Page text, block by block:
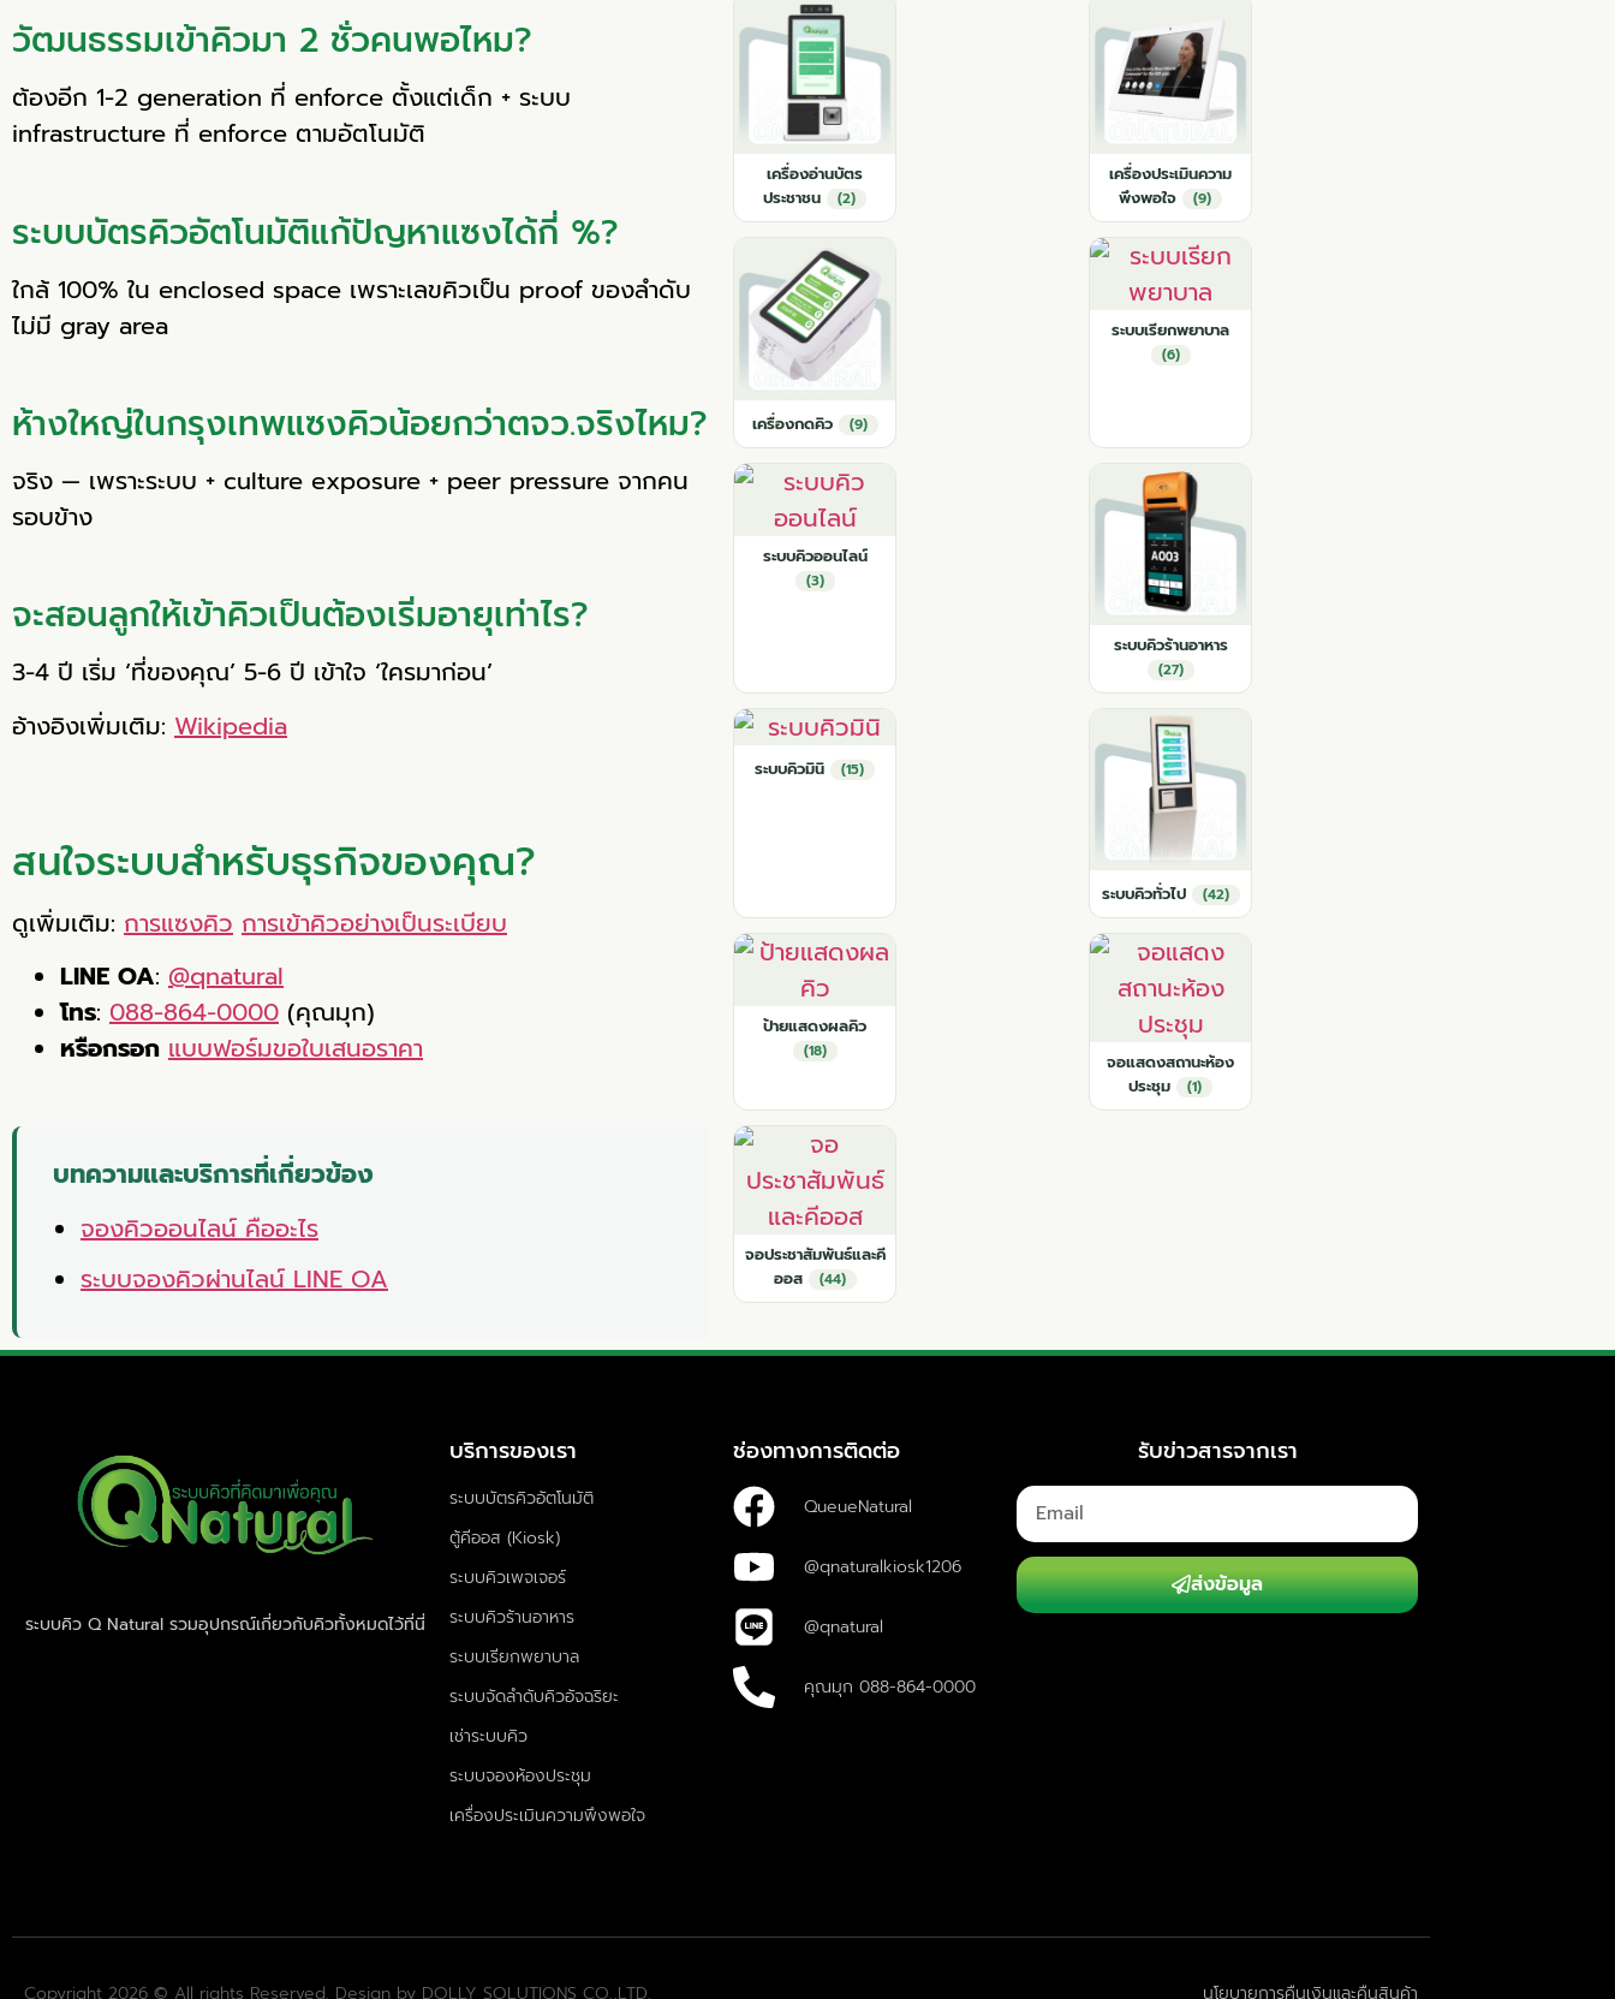
วัฒนธรรมเข้าคิวมา 2 ชั่วคนพอไหม?
ต้องอีก 1-2 generation ที่ enforce ตั้งแต่เด็ก + ระบบ
infrastructure ที่ enforce ตามอัตโนมัติ
ระบบบัตรคิวอัตโนมัติแก้ปัญหาแซงได้กี่ %?
ใกล้ 100% ใน enclosed space เพราะเลขคิวเป็น proof ของลำดับ
ไม่มี gray area
ห้างใหญ่ในกรุงเทพแซงคิวน้อยกว่าตจว.จริงไหม?
จริง — เพราะระบบ + culture exposure + peer pressure จากคน
รอบข้าง
จะสอนลูกให้เข้าคิวเป็นต้องเริ่มอายุเท่าไร?
3-4 ปี เริ่ม ‘ที่ของคุณ’ 5-6 ปี เข้าใจ ‘ใครมาก่อน’
อ้างอิงเพิ่มเติม: Wikipedia
สนใจระบบสำหรับธุรกิจของคุณ?
ดูเพิ่มเติม: การแซงคิว การเข้าคิวอย่างเป็นระเบียบ
LINE OA: @qnatural
โทร: 088-864-0000 (คุณมุก)
หรือกรอก แบบฟอร์มขอใบเสนอราคา
บทความและบริการที่เกี่ยวข้อง
จองคิวออนไลน์ คืออะไร
ระบบจองคิวผ่านไลน์ LINE OA
เครื่องอ่านบัตร
ประชาชน
(2)
เครื่องประเมินความ
พึงพอใจ
(9)
เครื่องกดคิว (9)
ระบบเรียกพยาบาล
(6)
ระบบคิวออนไลน์
(3)
ระบบคิวร้านอาหาร
(27)
ระบบคิวมินิ (15)
ระบบคิวทั่วไป (42)
ป้ายแสดงผลคิว
(18)
จอแสดงสถานะห้อง
ประชุม
(1)
จอประชาสัมพันธ์และคี
ออส
(44)
ระบบคิว Q Natural รวมอุปกรณ์เกี่ยวกับคิวทั้งหมดไว้ที่นี่
บริการของเรา
ระบบบัตรคิวอัตโนมัติ
ตู้คีออส (Kiosk)
ระบบคิวเพจเจอร์
ระบบคิวร้านอาหาร
ระบบเรียกพยาบาล
ระบบจัดลำดับคิวอัจฉริยะ
เช่าระบบคิว
ระบบจองห้องประชุม
เครื่องประเมินความพึงพอใจ
ช่องทางการติดต่อ
QueueNatural
@qnaturalkiosk1206
@qnatural
คุณมุก 088-864-0000
รับข่าวสารจากเรา
ส่งข้อมูล
Copyright 2026 © All rights Reserved. Design by DOLLY SOLUTIONS CO.,LTD. นโยบายการคืนเงินและคืนสินค้า